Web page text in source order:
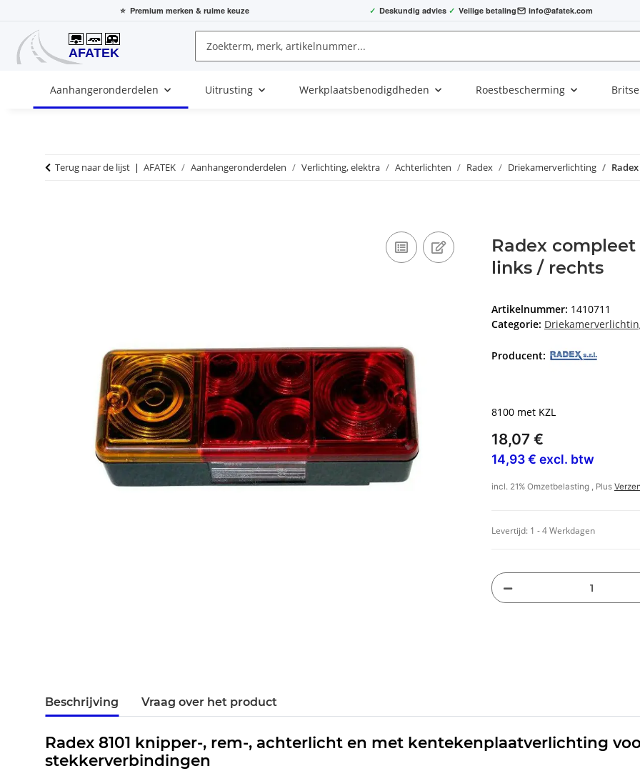
⭐ Premium merken & ruime keuze ✓ Deskundig advies ✓ Veilige betaling info@afatek.com
Aanhangeronderdelen Uitrusting Werkplaatsbenodigdheden Roestbescherming
Terug naar de lijst AFATEK Aanhangeronderdelen Verlichting, elektra Achterlichten Radex Driekamerverlichting
Radex
links / rechts
Artikelnummer: 1410711
Categorie:
Producent:
8100 met KZL
18,07 €
14,93 € excl. btw
incl. 21% Omzetbelasting , Plus
Levertijd: 1 - 4 Werkdagen
Beschrijving Vraag over het product
Radex 8101 knipper-, rem-, achterlicht en met kentekenplaatverlichting
stekkerverbindingen